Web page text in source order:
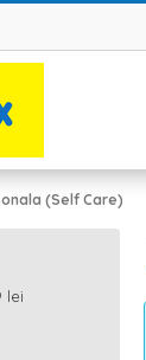
(Self Care)
lei